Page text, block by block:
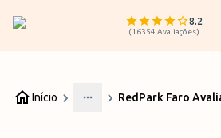
8.2
(16354 Avaliações)
Início
More